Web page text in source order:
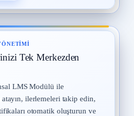
Tek Merkezden
LMS Modülü ile
atayın, ilerlemeleri takip edin,
otomatik oluşturun ve